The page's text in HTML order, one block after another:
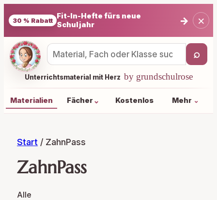
30 % Rabatt Fit-In-Hefte fürs neue
Schuljahr
→ ×
Materialsuche
⌕
Unterrichtsmaterial mit Herz by grundschulrose
Materialien Fächer ⌄ Kostenlos Mehr ⌄
Start / ZahnPass
ZahnPass
Alle